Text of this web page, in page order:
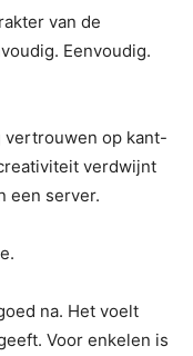
van de
Eenvoudig.
vertrouwen op kant-
verdwijnt
een server.
na. Het voelt
Voor enkelen is